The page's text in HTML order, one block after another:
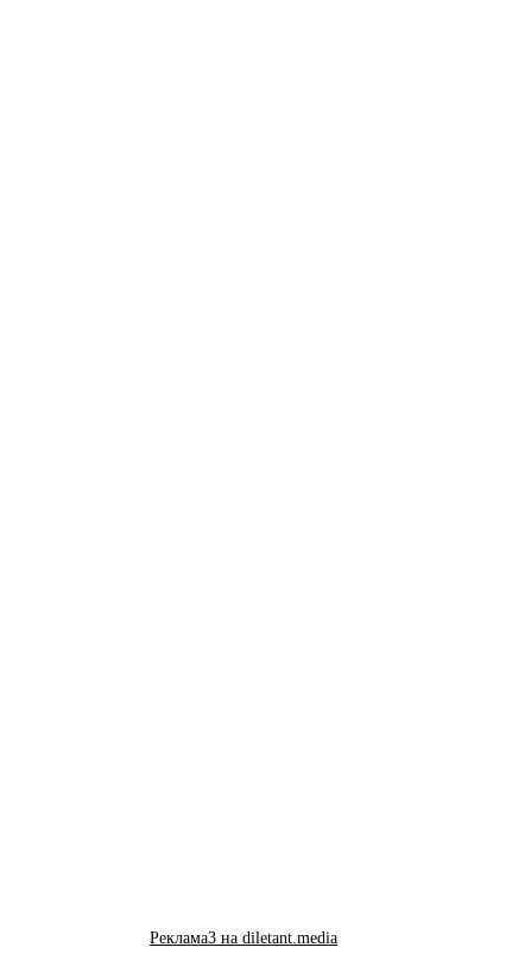
Реклама3 на diletant.media